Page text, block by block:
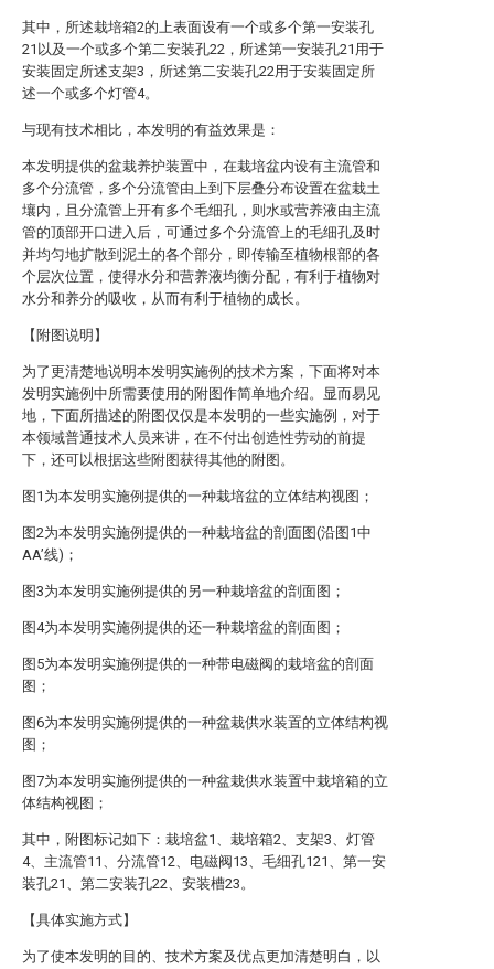
其中，所述栽培箱2的上表面设有一个或多个第一安装孔
21以及一个或多个第二安装孔22，所述第一安装孔21用于
安装固定所述支架3，所述第二安装孔22用于安装固定所
述一个或多个灯管4。
与现有技术相比，本发明的有益效果是：
本发明提供的盆栽养护装置中，在栽培盆内设有主流管和
多个分流管，多个分流管由上到下层叠分布设置在盆栽土
壤内，且分流管上开有多个毛细孔，则水或营养液由主流
管的顶部开口进入后，可通过多个分流管上的毛细孔及时
并均匀地扩散到泥土的各个部分，即传输至植物根部的各
个层次位置，使得水分和营养液均衡分配，有利于植物对
水分和养分的吸收，从而有利于植物的成长。
【附图说明】
为了更清楚地说明本发明实施例的技术方案，下面将对本
发明实施例中所需要使用的附图作简单地介绍。显而易见
地，下面所描述的附图仅仅是本发明的一些实施例，对于
本领域普通技术人员来讲，在不付出创造性劳动的前提
下，还可以根据这些附图获得其他的附图。
图1为本发明实施例提供的一种栽培盆的立体结构视图；
图2为本发明实施例提供的一种栽培盆的剖面图(沿图1中
AA’线)；
图3为本发明实施例提供的另一种栽培盆的剖面图；
图4为本发明实施例提供的还一种栽培盆的剖面图；
图5为本发明实施例提供的一种带电磁阀的栽培盆的剖面
图；
图6为本发明实施例提供的一种盆栽供水装置的立体结构视
图；
图7为本发明实施例提供的一种盆栽供水装置中栽培箱的立
体结构视图；
其中，附图标记如下：栽培盆1、栽培箱2、支架3、灯管
4、主流管11、分流管12、电磁阀13、毛细孔121、第一安
装孔21、第二安装孔22、安装槽23。
【具体实施方式】
为了使本发明的目的、技术方案及优点更加清楚明白，以